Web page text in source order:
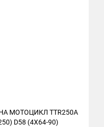
МОТОЦИКЛ TTR250A
D58 (4X64-90)